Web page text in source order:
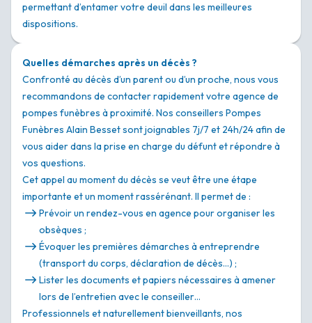
permettant d’entamer votre deuil dans les meilleures
dispositions.
Quelles démarches après un décès ?
Confronté au décès d’un parent ou d’un proche, nous vous
recommandons de contacter rapidement votre agence de
pompes funèbres à proximité. Nos conseillers Pompes
Funèbres Alain Besset sont joignables 7j/7 et 24h/24 afin de
vous aider dans la prise en charge du défunt et répondre à
vos questions.
Cet appel au moment du décès se veut être une étape
importante et un moment rassérénant. Il permet de :
Prévoir un rendez-vous en agence pour organiser les
obsèques ;
Évoquer les premières démarches à entreprendre
(transport du corps, déclaration de décès…) ;
Lister les documents et papiers nécessaires à amener
lors de l’entretien avec le conseiller…
Professionnels et naturellement bienveillants, nos